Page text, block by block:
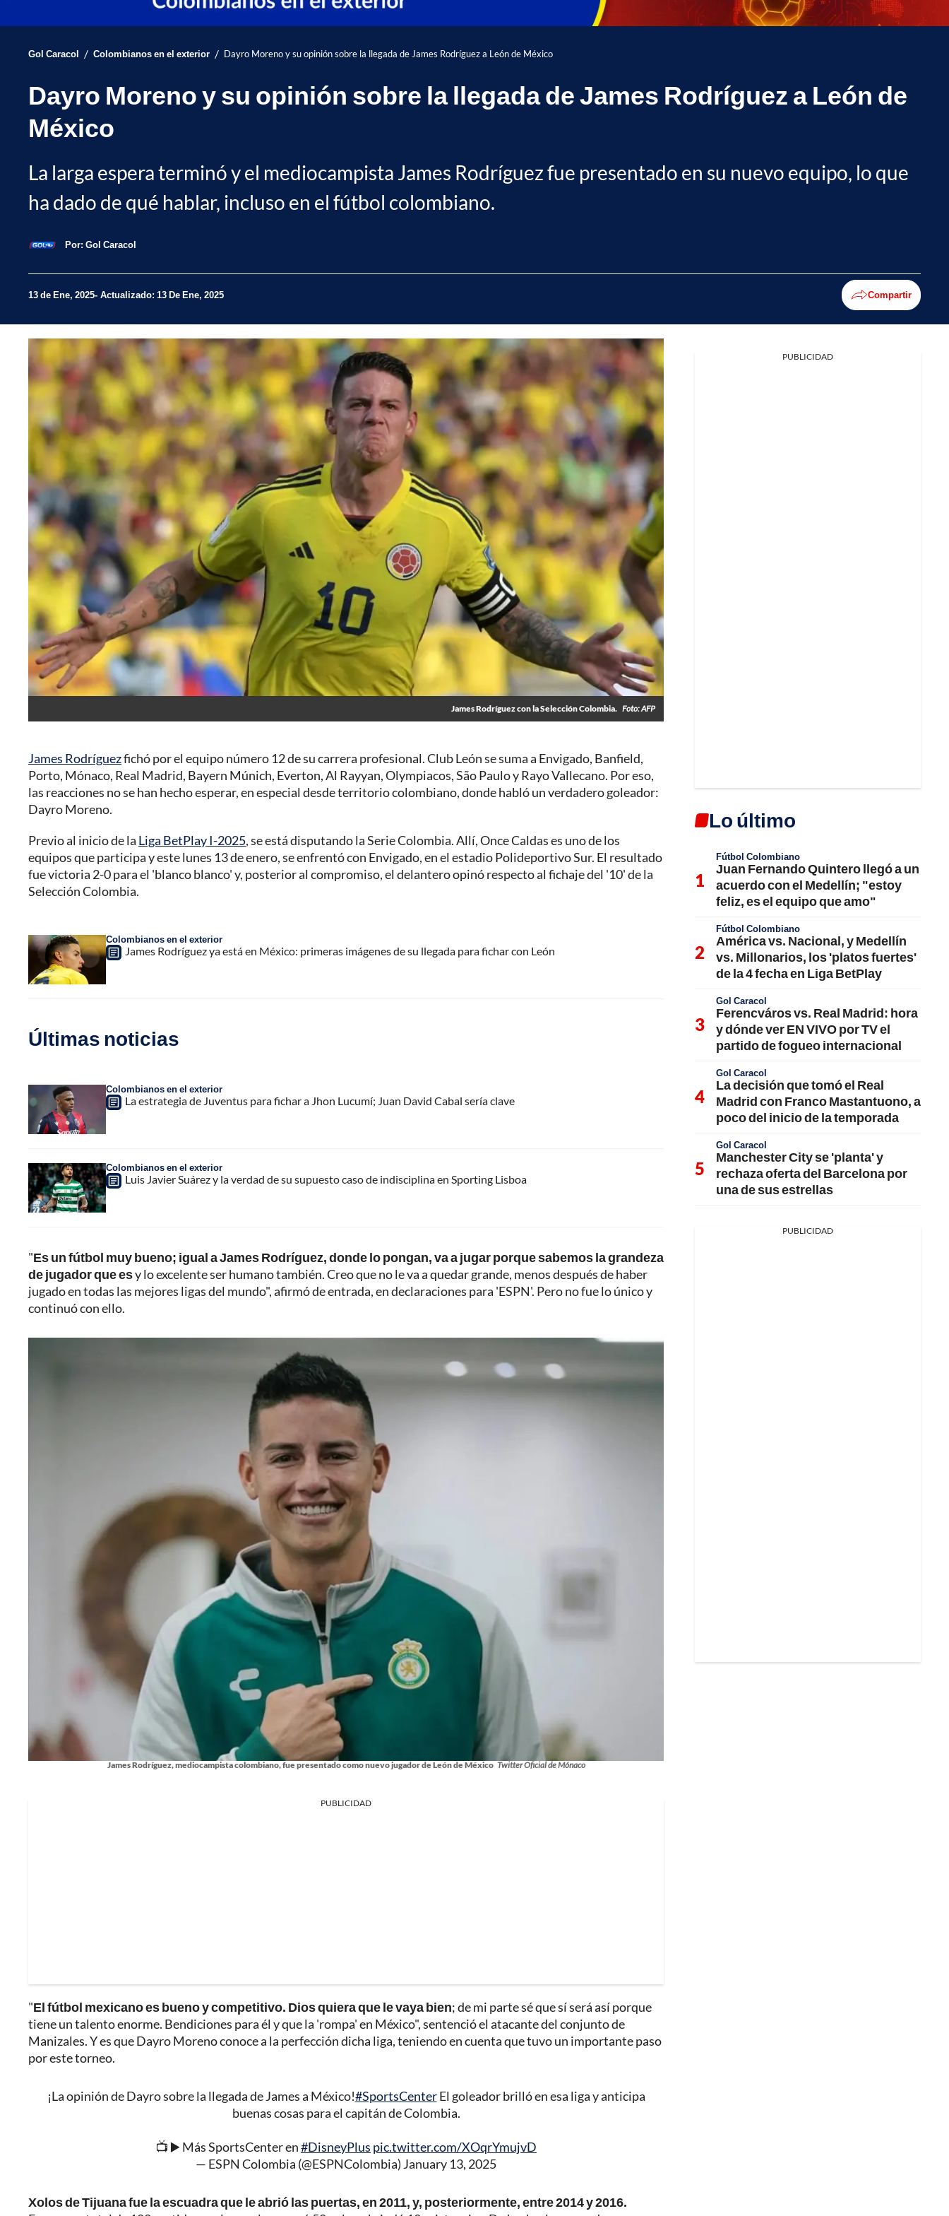
Gol Caracol / Colombianos en el exterior / Dayro Moreno y su opinión sobre la llegada de James Rodríguez a León de México
Dayro Moreno y su opinión sobre la llegada de James Rodríguez a León de
México
La larga espera terminó y el mediocampista James Rodríguez fue presentado en su nuevo equipo, lo que
ha dado de qué hablar, incluso en el fútbol colombiano.
Por: Gol Caracol
13 de Ene, 2025 Actualizado: 13 De Ene, 2025 Compartir
James Rodríguez con la Selección Colombia. Foto: AFP
James Rodríguezfichó por el equipo número 12 de su carrera profesional. Club León se suma a Envigado, Banfield,
Porto, Mónaco, Real Madrid, Bayern Múnich, Everton, Al Rayyan, Olympiacos, São Paulo y Rayo Vallecano. Por eso,
las reacciones no se han hecho esperar, en especial desde territorio colombiano, donde habló un verdadero goleador:
Dayro Moreno.
Previo al inicio de la Liga BetPlay I-2025, se está disputando la Serie Colombia. Allí, Once Caldas es uno de los
equipos que participa y este lunes 13 de enero, se enfrentó con Envigado, en el estadio Polideportivo Sur. El resultado
fue victoria 2-0 para el 'blanco blanco' y, posterior al compromiso, el delantero opinó respecto al fichaje del '10' de la
Selección Colombia.
Colombianos en el exterior
James Rodríguez ya está en México: primeras imágenes de su llegada para fichar con León
Últimas noticias
Colombianos en el exterior
La estrategia de Juventus para fichar a Jhon Lucumí; Juan David Cabal sería clave
Colombianos en el exterior
Luis Javier Suárez y la verdad de su supuesto caso de indisciplina en Sporting Lisboa
"Es un fútbol muy bueno; igual a James Rodríguez, donde lo pongan, va a jugar porque sabemos la grandeza
de jugador que esy lo excelente ser humano también. Creo que no le va a quedar grande, menos después de haber
jugado en todas las mejores ligas del mundo", afirmó de entrada, en declaraciones para 'ESPN'. Pero no fue lo único y
continuó con ello.
James Rodríguez, mediocampista colombiano, fue presentado como nuevo jugador de León de México Twitter Oficial de Mónaco
PUBLICIDAD
"El fútbol mexicano es bueno y competitivo. Dios quiera que le vaya bien; de mi parte sé que sí será así porque
tiene un talento enorme. Bendiciones para él y que la 'rompa' en México", sentenció el atacante del conjunto de
Manizales. Y es que Dayro Moreno conoce a la perfección dicha liga, teniendo en cuenta que tuvo un importante paso
por este torneo.
¡La opinión de Dayro sobre la llegada de James a México!#SportsCenterEl goleador brilló en esa liga y anticipa
buenas cosas para el capitán de Colombia.
📺 ▶️ Más SportsCenter en#DisneyPlus pic.twitter.com/XOqrYmujvD
— ESPN Colombia (@ESPNColombia) January 13, 2025
Xolos de Tijuana fue la escuadra que le abrió las puertas, en 2011, y, posteriormente, entre 2014 y 2016.
PUBLICIDAD
Lo último
Fútbol Colombiano
Juan Fernando Quintero llegó a un
acuerdo con el Medellín; "estoy
feliz, es el equipo que amo"
Fútbol Colombiano
América vs. Nacional, y Medellín
vs. Millonarios, los 'platos fuertes'
de la 4 fecha en Liga BetPlay
Gol Caracol
Ferencváros vs. Real Madrid: hora
y dónde ver EN VIVO por TV el
partido de fogueo internacional
Gol Caracol
La decisión que tomó el Real
Madrid con Franco Mastantuono, a
poco del inicio de la temporada
Gol Caracol
Manchester City se 'planta' y
rechaza oferta del Barcelona por
una de sus estrellas
PUBLICIDAD